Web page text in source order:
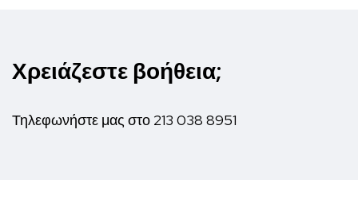
Χρειάζεστε βοήθεια;
Τηλεφωνήστε μας στο 213 038 8951